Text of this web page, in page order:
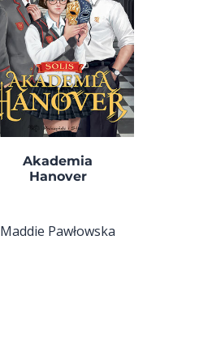
Akademia
Hanover
Maddie Pawłowska